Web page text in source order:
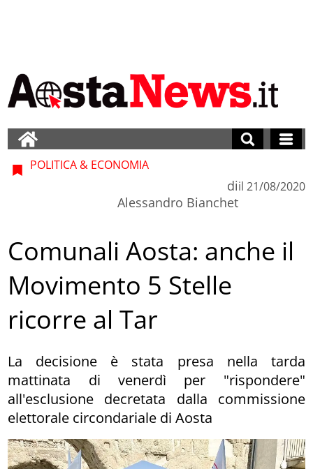
POLITICA & ECONOMIA
di
Alessandro Bianchet
il 21/08/2020
Comunali Aosta: anche il
Movimento 5 Stelle
ricorre al Tar
La decisione è stata presa nella tarda
mattinata di venerdì per "rispondere"
all'esclusione decretata dalla commissione
elettorale circondariale di Aosta